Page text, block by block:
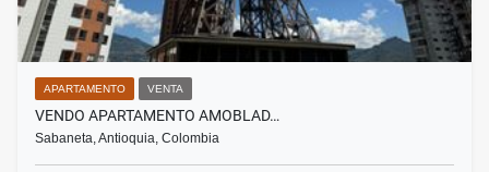
APARTAMENTO VENTA
VENDO APARTAMENTO AMOBLAD…
Sabaneta, Antioquia, Colombia